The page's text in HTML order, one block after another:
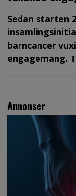
Sedan starten
barncancer
engagemang.
Annonser